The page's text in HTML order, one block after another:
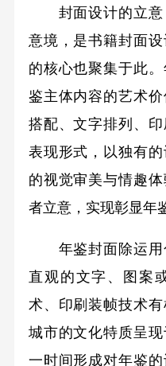
封面设计的立意
意境，是书籍封面
的核心也聚集于此
鉴主体内容的艺术
搭配、文字排列、
表现形式，以独有
的视觉审美与情趣
者立意，实现彰显年
年鉴封面除运用
直观的文字、图案
术、印刷装帧技术有
城市的文化特质呈
一时间形成对年鉴